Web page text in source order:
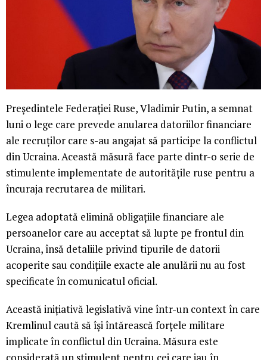
Președintele Federației Ruse, Vladimir Putin, a semnat
luni o lege care prevede anularea datoriilor financiare
ale recruților care s-au angajat să participe la conflictul
din Ucraina. Această măsură face parte dintr-o serie de
stimulente implementate de autoritățile ruse pentru a
încuraja recrutarea de militari.
Legea adoptată elimină obligațiile financiare ale
persoanelor care au acceptat să lupte pe frontul din
Ucraina, însă detaliile privind tipurile de datorii
acoperite sau condițiile exacte ale anulării nu au fost
specificate în comunicatul oficial.
Această inițiativă legislativă vine într-un context în care
Kremlinul caută să își întărească forțele militare
implicate în conflictul din Ucraina. Măsura este
considerată un stimulent pentru cei care iau în